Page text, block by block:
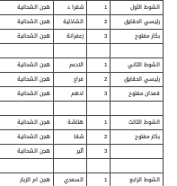
الشوط الأول
1 شقرا ء هجن الشحانية
رئيسي الحقايق
2 الشاذلية هجن الشحانية
بكار مفتوح
3 زعفرانة هجن الشحانية
الشوط الثاني 1 الادعم هجن الشحانية
رئيسي الحقايق
2 فراع هجن الشحانية
قعدان مفتوح
3 ادهم هجن الشحانية
الشوط الثالث 1 هتاشة هجن الشحانية
بكار مفتوح
2 شقا هجن الشحانية
3
أثير هجن الشحانية
الشوط الرابع 1 السعدي هجن ام الزبار